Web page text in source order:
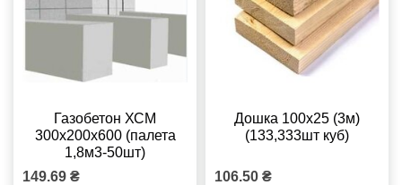
Газобетон ХСМ
300x200x600 (палета
1,8м3-50шт)
149.69 ₴
Дошка 100х25 (3м)
(133,333шт куб)
106.50 ₴